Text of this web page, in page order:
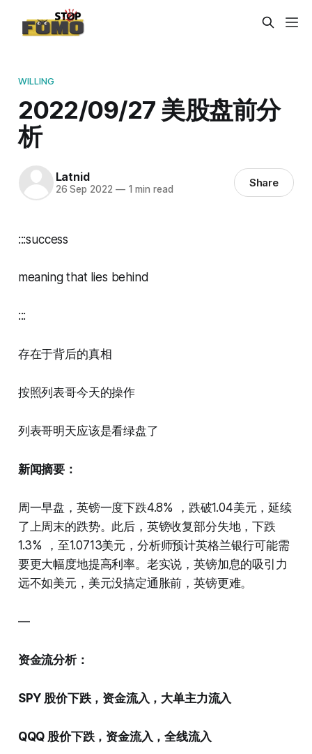
WILLING
2022/09/27 美股盘前分
析
Latnid
26 Sep 2022 —1 min read Share
:::success
meaning that lies behind
:::
存在于背后的真相
按照列表哥今天的操作
列表哥明天应该是看绿盘了
新闻摘要：
周一早盘，英镑一度下跌4.8% ，跌破1.04美元，延续
了上周末的跌势。此后，英镑收复部分失地，下跌
1.3% ，至1.0713美元，分析师预计英格兰银行可能需
要更大幅度地提高利率。老实说，英镑加息的吸引力
远不如美元，美元没搞定通胀前，英镑更难。
—
资金流分析：
SPY 股价下跌，资金流入，大单主力流入
QQQ 股价下跌，资金流入，全线流入